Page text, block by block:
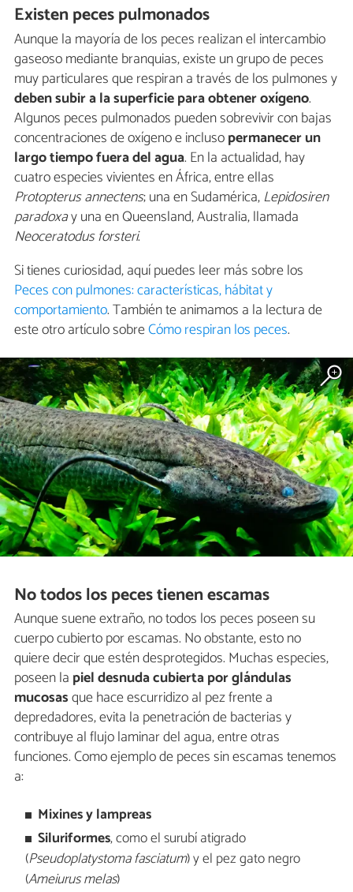
Existen peces pulmonados
Aunque la mayoría de los peces realizan el intercambio
gaseoso mediante branquias, existe un grupo de peces
muy particulares que respiran a través de los pulmones y
deben subir a la superficie para obtener oxígeno.
Algunos peces pulmonados pueden sobrevivir con bajas
concentraciones de oxígeno e inclusopermanecer un
largo tiempo fuera del agua. En la actualidad, hay
cuatro especies vivientes en África, entre ellas
Protopterus annectens; una en Sudamérica,Lepidosiren
paradoxay una en Queensland, Australia, llamada
Neoceratodus forsteri.
Si tienes curiosidad, aquí puedes leer más sobre los
Peces con pulmones: características, hábitat y
comportamiento. También te animamos a la lectura de
este otro artículo sobreCómo respiran los peces.
No todos los peces tienen escamas
Aunque suene extraño, no todos los peces poseen su
cuerpo cubierto por escamas. No obstante, esto no
quiere decir que estén desprotegidos. Muchas especies,
poseen la piel desnuda cubierta por glándulas
mucosasque hace escurridizo al pez frente a
depredadores, evita la penetración de bacterias y
contribuye al flujo laminar del agua, entre otras
funciones. Como ejemplo de peces sin escamas tenemos
a:
Mixines y lampreas
Siluriformes, como el surubí atigrado
(Pseudoplatystoma fasciatum) y el pez gato negro
(Ameiurus melas)